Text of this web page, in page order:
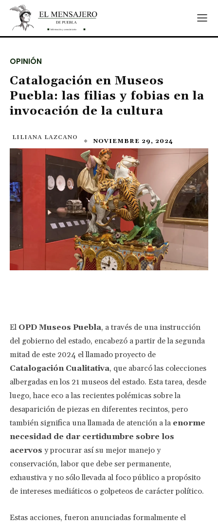
OPINIÓN
Catalogación en Museos
Puebla: las filias y fobias en la
invocación de la cultura
LILIANA LAZCANO NOVIEMBRE 29, 2024
El OPD Museos Puebla, a través de una instrucción
del gobierno del estado, encabezó a partir de la segunda
mitad de este 2024 el llamado proyecto de
Catalogación Cualitativa, que abarcó las colecciones
albergadas en los 21 museos del estado. Esta tarea, desde
luego, hace eco a las recientes polémicas sobre la
desaparición de piezas en diferentes recintos, pero
también significa una llamada de atención a la enorme
necesidad de dar certidumbre sobre los
acervos y procurar así su mejor manejo y
conservación, labor que debe ser permanente,
exhaustiva y no sólo llevada al foco público a propósito
de intereses mediáticos o golpeteos de carácter político.
Estas acciones, fueron anunciadas formalmente el